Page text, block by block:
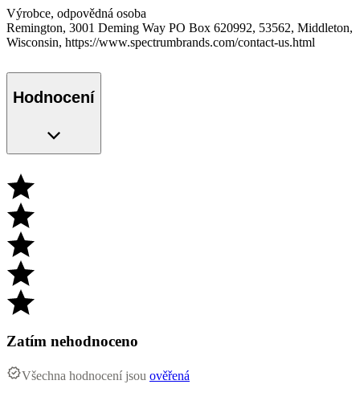
Výrobce, odpovědná osoba
Remington, 3001 Deming Way PO Box 620992, 53562, Middleton,
Wisconsin, https://www.spectrumbrands.com/contact-us.html
Hodnocení
Zatím nehodnoceno
Všechna hodnocení jsou ověřená